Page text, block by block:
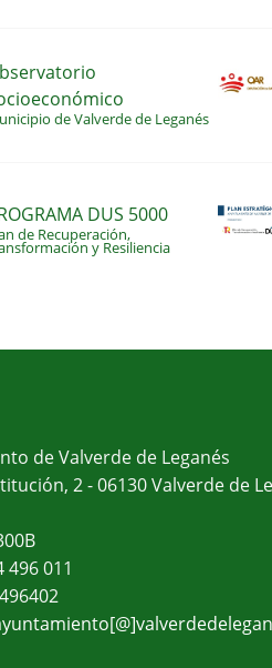
de Valverde de Leganés
DUS 5000
de Recuperación,
y Resiliencia
de Valverde de Leganés
2 - 06130 Valverde de
496 011